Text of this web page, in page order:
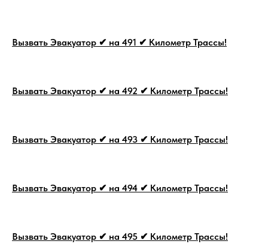
Вызвать Эвакуатор ✔ на 491 ✔ Километр Трассы!
Вызвать Эвакуатор ✔ на 492 ✔ Километр Трассы!
Вызвать Эвакуатор ✔ на 493 ✔ Километр Трассы!
Вызвать Эвакуатор ✔ на 494 ✔ Километр Трассы!
Вызвать Эвакуатор ✔ на 495 ✔ Километр Трассы!